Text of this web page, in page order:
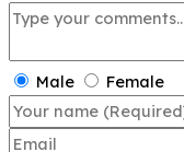
Male Female